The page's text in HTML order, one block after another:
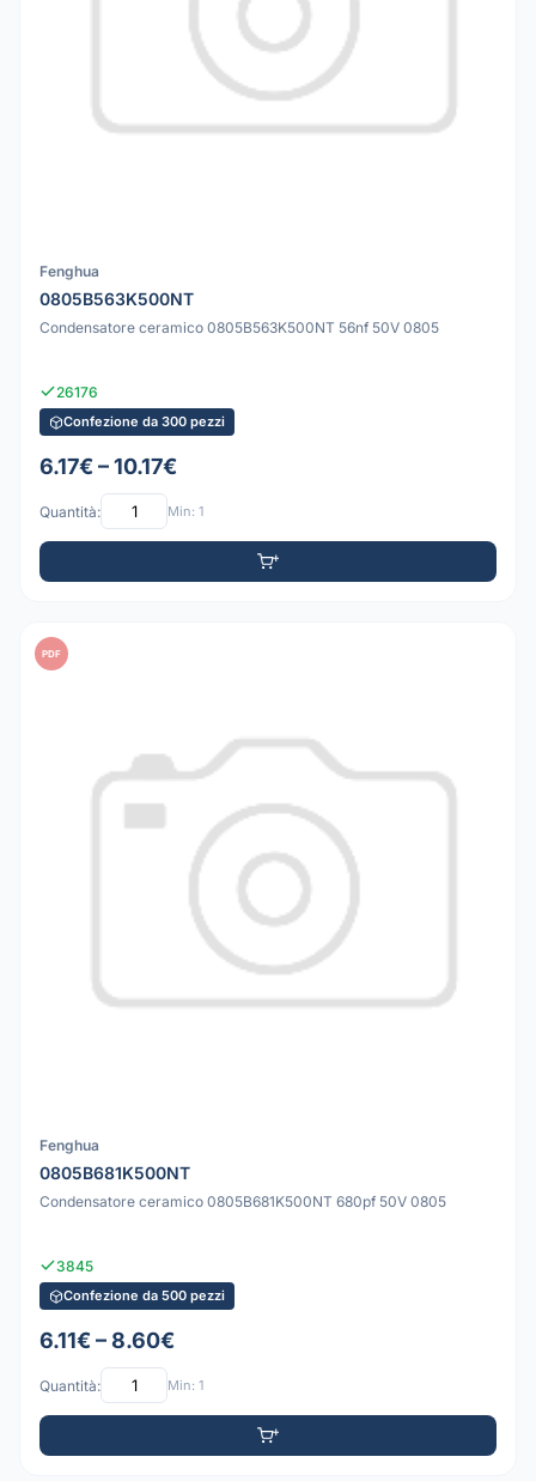
Fenghua
0805B563K500NT
Condensatore ceramico 0805B563K500NT 56nf 50V 0805
26176
Confezione da 300 pezzi
6.17€ – 10.17€
Quantità: Min: 1
PDF
Fenghua
0805B681K500NT
Condensatore ceramico 0805B681K500NT 680pf 50V 0805
3845
Confezione da 500 pezzi
6.11€ – 8.60€
Quantità: Min: 1